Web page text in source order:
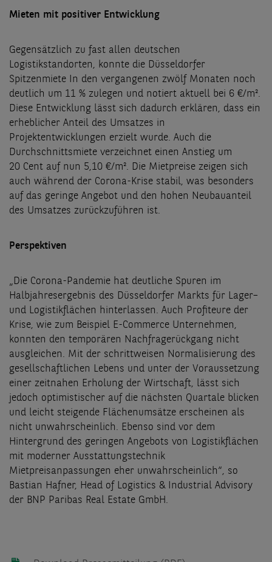
Mieten mit positiver Entwicklung
Gegensätzlich zu fast allen deutschen
Logistikstandorten, konnte die Düsseldorfer
Spitzenmiete In den vergangenen zwölf Monaten noch
deutlich um 11 % zulegen und notiert aktuell bei 6 €/m².
Diese Entwicklung lässt sich dadurch erklären, dass ein
erheblicher Anteil des Umsatzes in
Projektentwicklungen erzielt wurde. Auch die
Durchschnittsmiete verzeichnet einen Anstieg um
20 Cent auf nun 5,10 €/m². Die Mietpreise zeigen sich
auch während der Corona-Krise stabil, was besonders
auf das geringe Angebot und den hohen Neubauanteil
des Umsatzes zurückzuführen ist.
Perspektiven
„Die Corona-Pandemie hat deutliche Spuren im
Halbjahresergebnis des Düsseldorfer Markts für Lager–
und Logistikflächen hinterlassen. Auch Profiteure der
Krise, wie zum Beispiel E-Commerce Unternehmen,
konnten den temporären Nachfragerückgang nicht
ausgleichen. Mit der schrittweisen Normalisierung des
gesellschaftlichen Lebens und unter der Voraussetzung
einer zeitnahen Erholung der Wirtschaft, lässt sich
jedoch optimistischer auf die nächsten Quartale blicken
und leicht steigende Flächenumsätze erscheinen als
nicht unwahrscheinlich. Ebenso sind vor dem
Hintergrund des geringen Angebots von Logistikflächen
mit moderner Ausstattungstechnik
Mietpreisanpassungen eher unwahrscheinlich“, so
Bastian Hafner, Head of Logistics & Industrial Advisory
der BNP Paribas Real Estate GmbH.